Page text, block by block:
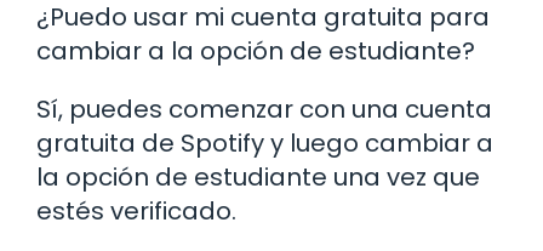
¿Puedo usar mi cuenta gratuita para
cambiar a la opción de estudiante?
Sí, puedes comenzar con una cuenta
gratuita de Spotify y luego cambiar a
la opción de estudiante una vez que
estés verificado.